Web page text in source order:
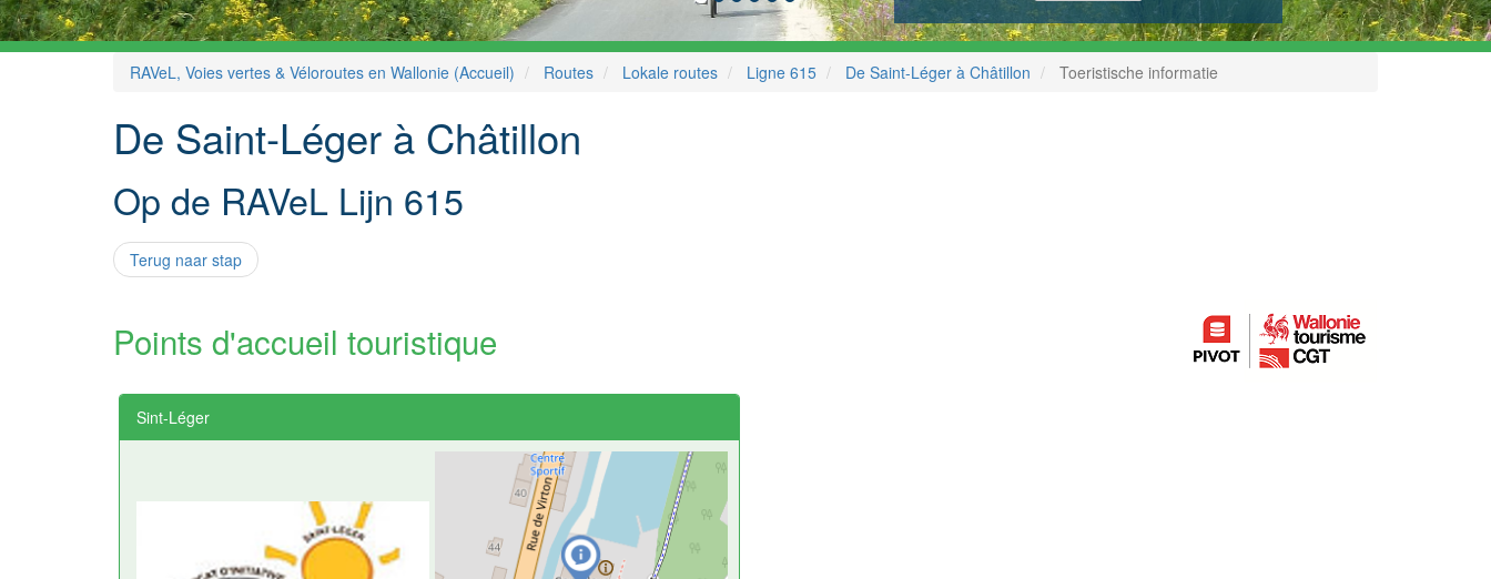
RAVeL, Voies vertes & Véloroutes en Wallonie (Accueil) Routes Lokale routes Ligne 615 De Saint-Léger à Châtillon Toeristische informatie
De Saint-Léger à Châtillon
Op de RAVeL Lijn 615
Terug naar stap
Points d'accueil touristique
Sint-Léger